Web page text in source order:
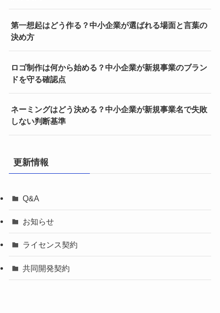
第一想起はどう作る？中小企業が選ばれる場面と言葉の
決め方
ロゴ制作は何から始める？中小企業が新規事業のブラン
ドを守る確認点
ネーミングはどう決める？中小企業が新規事業名で失敗
しない判断基準
更新情報
Q&A
お知らせ
ライセンス契約
共同開発契約